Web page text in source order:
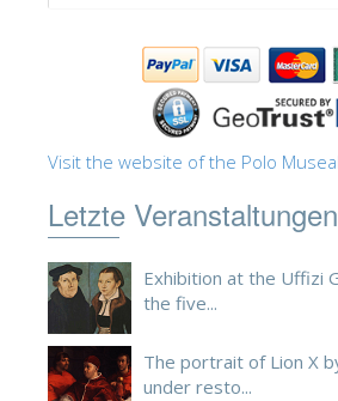
Visit the website of the Polo
Letzte Veranstaltungen
Exhibition at the Uffizi
the five...
The portrait of Lion X
under resto...